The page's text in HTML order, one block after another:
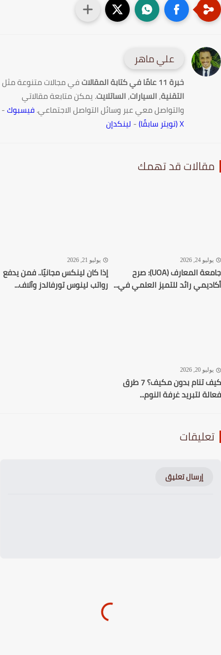
علي ماهر
خبرة 11 عامًا في كتابة المقالات
في مجالات متنوعة مثل
التقنية،السيارات،الساتلايت. يمكن متابعة مقالاتي
والتواصل معي عبر وسائل التواصل الاجتماعي.فيسبوك-
-لينكدإن
قد تهمك
24, 2026
جامعة المعارف (UOA): صرح
رائد للتميز العلمي في...
يوليو 21, 2026
إذا كان لينكس مجانيًا.. فمن يدفع
رواتب لينوس تورفالدز وآلاف...
20, 2026
كيف تنام بدون مكيف؟ 7 طرق
لتبريد غرفة النوم...
إرسال تعليق